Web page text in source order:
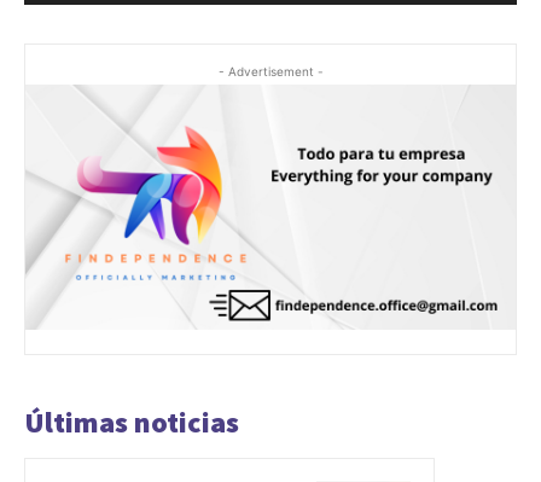
- Advertisement -
Últimas noticias